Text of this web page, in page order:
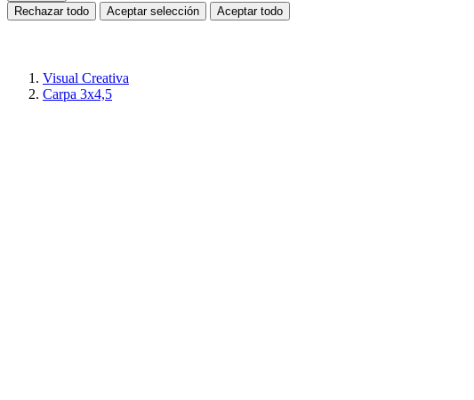
Rechazar todo
Aceptar selección Aceptar todo
Visual Creativa
Carpa 3x4,5